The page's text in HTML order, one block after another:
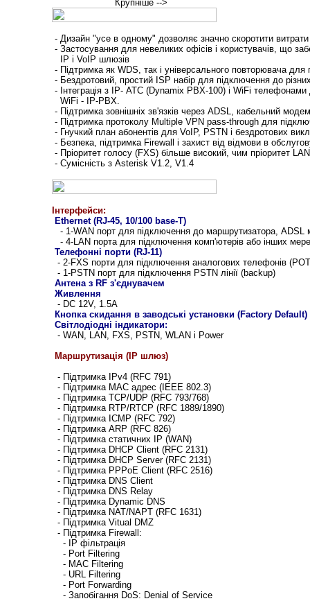
Крупніше -->
- Дизайн "усе в одному" дозволяє значно скоротити
- Застосування для невеликих офісів і користувачів, що
IP і VoIP шлюзів
- Підтримка як WDS, так і універсального повторювача
- Бездротовий, простий ІSP набір для підключення до
- Інтеграція з IP- АТС (Dynamix PBX-100) і WiFi
WiFi - IP-PBX.
- Підтримка зовнішніх зв'язків через ADSL, кабельний
- Підтримка протоколу Multiple VPN pass-through для
- Гнучкий план абонентів для VoIP, PSTN і бездротових
- Безпека, підтримка Fіrewall і захист від відмови в
- Пріоритет голосу (FXS) більше високий, чим пріоритет
- Сумісність з Asterisk V1.2, V1.4
Інтерфейси:
Ethernet (RJ-45, 10/100 base-T)
- 1-WAN порт для підключення до маршрутизатора, ADSL
- 4-LAN порта для підключення комп'ютерів або інших
Телефонні порти (RJ-11)
- 2-FXS порти для підключення аналогових телефонів
- 1-PSTN порт для підключення PSTN лінії (backup)
Антена з RF з'єднувачем
Живлення
- DC 12V, 1.5A
Кнопка скидання в заводські установки (Factory Default)
Світлодіодні індикатори:
- WAN, LAN, FXS, PSTN, WLAN і Power
Маршрутизація (IP шлюз)
- Підтримка IPv4 (RFC 791)
- Підтримка MAC адрес (IEEE 802.3)
- Підтримка TCP/UDP (RFC 793/768)
- Підтримка RTP/RTCP (RFC 1889/1890)
- Підтримка ICMP (RFC 792)
- Підтримка ARP (RFC 826)
- Підтримка статичних IP (WAN)
- Підтримка DHCP Client (RFC 2131)
- Підтримка DHCP Server (RFC 2131)
- Підтримка PPPoE Client (RFC 2516)
- Підтримка DNS Client
- Підтримка DNS Relay
- Підтримка Dynamic DNS
- Підтримка NAT/NAPT (RFC 1631)
- Підтримка Vitual DMZ
- Підтримка Firewall:
- IP фільтрація
- Port Filtering
- MAC Filtering
- URL Filtering
- Port Forwarding
- Запобігання DoS: Denial of Service